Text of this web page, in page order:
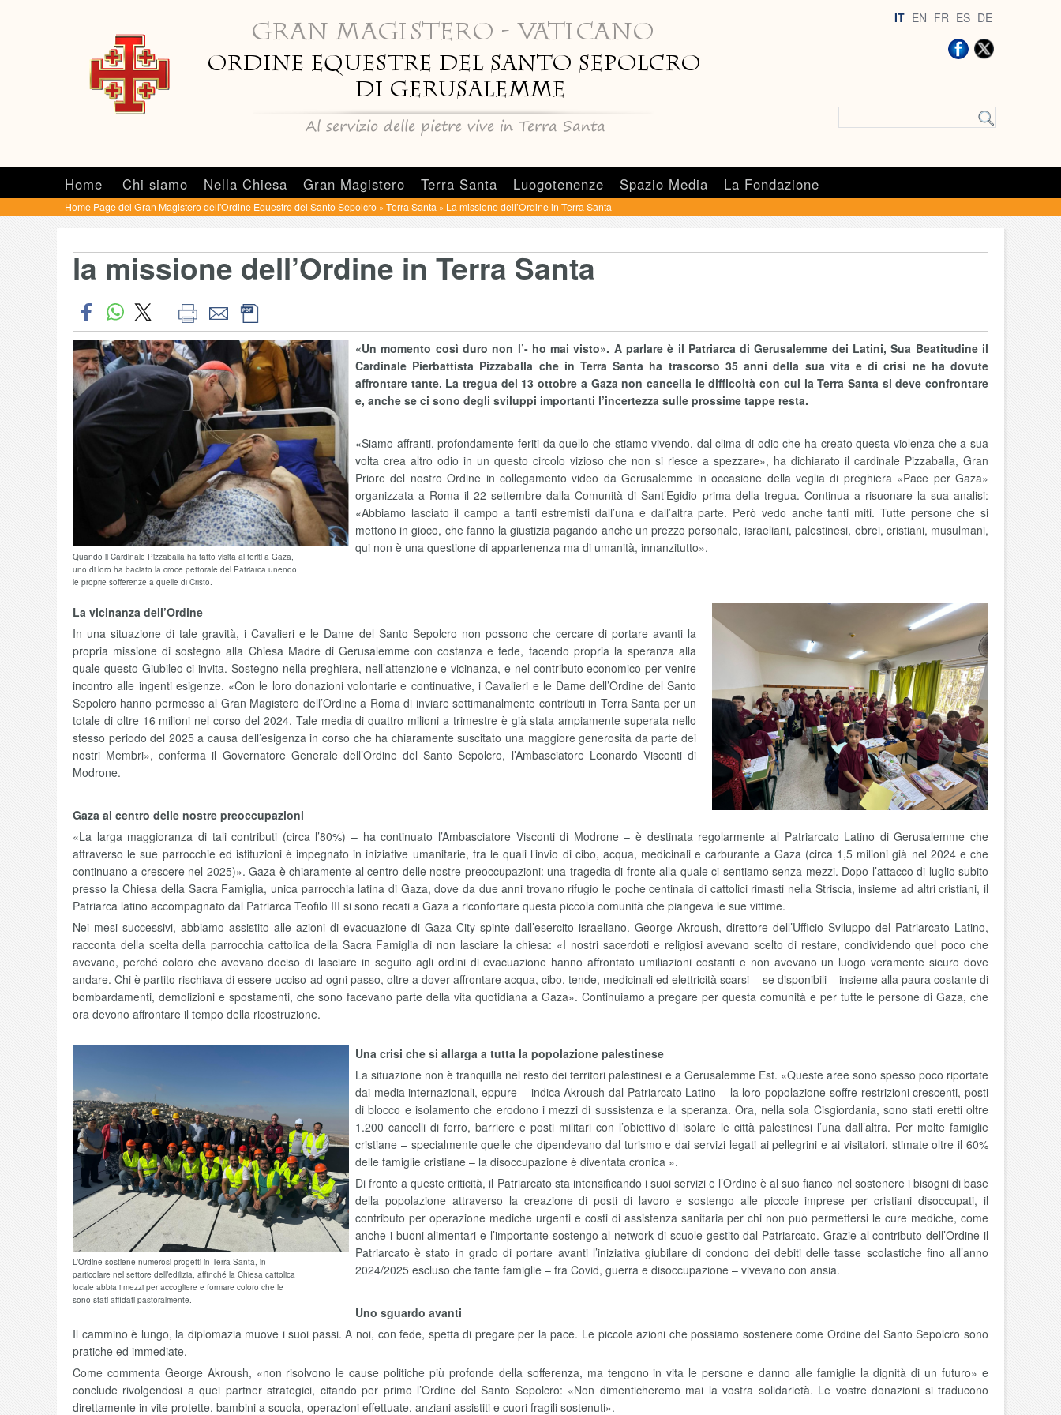
IT EN FR ES DE
Home Chi siamo Nella Chiesa Gran Magistero Terra Santa Luogotenenze Spazio Media La Fondazione
Home Page del Gran Magistero dell'Ordine Equestre del Santo Sepolcro » Terra Santa » La missione dell’Ordine in Terra Santa
la missione dell’Ordine in Terra Santa
Quando il Cardinale Pizzaballa ha fatto visita ai feriti a Gaza,
uno di loro ha baciato la croce pettorale del Patriarca unendo
le proprie sofferenze a quelle di Cristo.
«Un momento così duro non l’- ho mai visto». A parlare è il Patriarca di Gerusalemme dei Latini, Sua Beatitudine il
Cardinale Pierbattista Pizzaballa che in Terra Santa ha trascorso 35 anni della sua vita e di crisi ne ha dovute
affrontare tante. La tregua del 13 ottobre a Gaza non cancella le difficoltà con cui la Terra Santa si deve confrontare
e, anche se ci sono degli sviluppi importanti l’incertezza sulle prossime tappe resta.
«Siamo affranti, profondamente feriti da quello che stiamo vivendo, dal clima di odio che ha creato questa violenza che a sua
volta crea altro odio in un questo circolo vizioso che non si riesce a spezzare», ha dichiarato il cardinale Pizzaballa, Gran
Priore del nostro Ordine in collegamento video da Gerusalemme in occasione della veglia di preghiera «Pace per Gaza»
organizzata a Roma il 22 settembre dalla Comunità di Sant’Egidio prima della tregua. Continua a risuonare la sua analisi:
«Abbiamo lasciato il campo a tanti estremisti dall’una e dall’altra parte. Però vedo anche tanti miti. Tutte persone che si
mettono in gioco, che fanno la giustizia pagando anche un prezzo personale, israeliani, palestinesi, ebrei, cristiani, musulmani,
qui non è una questione di appartenenza ma di umanità, innanzitutto».
La vicinanza dell’Ordine
In una situazione di tale gravità, i Cavalieri e le Dame del Santo Sepolcro non possono che cercare di portare avanti la
propria missione di sostegno alla Chiesa Madre di Gerusalemme con costanza e fede, facendo propria la speranza alla
quale questo Giubileo ci invita. Sostegno nella preghiera, nell’attenzione e vicinanza, e nel contributo economico per venire
incontro alle ingenti esigenze. «Con le loro donazioni volontarie e continuative, i Cavalieri e le Dame dell’Ordine del Santo
Sepolcro hanno permesso al Gran Magistero dell’Ordine a Roma di inviare settimanalmente contributi in Terra Santa per un
totale di oltre 16 milioni nel corso del 2024. Tale media di quattro milioni a trimestre è già stata ampiamente superata nello
stesso periodo del 2025 a causa dell’esigenza in corso che ha chiaramente suscitato una maggiore generosità da parte dei
nostri Membri», conferma il Governatore Generale dell’Ordine del Santo Sepolcro, l’Ambasciatore Leonardo Visconti di
Modrone.
Gaza al centro delle nostre preoccupazioni
«La larga maggioranza di tali contributi (circa l’80%) – ha continuato l’Ambasciatore Visconti di Modrone – è destinata regolarmente al Patriarcato Latino di Gerusalemme che
attraverso le sue parrocchie ed istituzioni è impegnato in iniziative umanitarie, fra le quali l’invio di cibo, acqua, medicinali e carburante a Gaza (circa 1,5 milioni già nel 2024 e che
continuano a crescere nel 2025)». Gaza è chiaramente al centro delle nostre preoccupazioni: una tragedia di fronte alla quale ci sentiamo senza mezzi. Dopo l’attacco di luglio subito
presso la Chiesa della Sacra Famiglia, unica parrocchia latina di Gaza, dove da due anni trovano rifugio le poche centinaia di cattolici rimasti nella Striscia, insieme ad altri cristiani, il
Patriarca latino accompagnato dal Patriarca Teofilo III si sono recati a Gaza a riconfortare questa piccola comunità che piangeva le sue vittime.
Nei mesi successivi, abbiamo assistito alle azioni di evacuazione di Gaza City spinte dall’esercito israeliano. George Akroush, direttore dell’Ufficio Sviluppo del Patriarcato Latino,
racconta della scelta della parrocchia cattolica della Sacra Famiglia di non lasciare la chiesa: «I nostri sacerdoti e religiosi avevano scelto di restare, condividendo quel poco che
avevano, perché coloro che avevano deciso di lasciare in seguito agli ordini di evacuazione hanno affrontato umiliazioni costanti e non avevano un luogo veramente sicuro dove
andare. Chi è partito rischiava di essere ucciso ad ogni passo, oltre a dover affrontare acqua, cibo, tende, medicinali ed elettricità scarsi – se disponibili – insieme alla paura costante di
bombardamenti, demolizioni e spostamenti, che sono facevano parte della vita quotidiana a Gaza». Continuiamo a pregare per questa comunità e per tutte le persone di Gaza, che
ora devono affrontare il tempo della ricostruzione.
L’Ordine sostiene numerosi progetti in Terra Santa, in
particolare nel settore dell’edilizia, affinché la Chiesa cattolica
locale abbia i mezzi per accogliere e formare coloro che le
sono stati affidati pastoralmente.
Una crisi che si allarga a tutta la popolazione palestinese
La situazione non è tranquilla nel resto dei territori palestinesi e a Gerusalemme Est. «Queste aree sono spesso poco riportate
dai media internazionali, eppure – indica Akroush dal Patriarcato Latino – la loro popolazione soffre restrizioni crescenti, posti
di blocco e isolamento che erodono i mezzi di sussistenza e la speranza. Ora, nella sola Cisgiordania, sono stati eretti oltre
1.200 cancelli di ferro, barriere e posti militari con l’obiettivo di isolare le città palestinesi l’una dall’altra. Per molte famiglie
cristiane – specialmente quelle che dipendevano dal turismo e dai servizi legati ai pellegrini e ai visitatori, stimate oltre il 60%
delle famiglie cristiane – la disoccupazione è diventata cronica ».
Di fronte a queste criticità, il Patriarcato sta intensificando i suoi servizi e l’Ordine è al suo fianco nel sostenere i bisogni di base
della popolazione attraverso la creazione di posti di lavoro e sostengo alle piccole imprese per cristiani disoccupati, il
contributo per operazione mediche urgenti e costi di assistenza sanitaria per chi non può permettersi le cure mediche, come
anche i buoni alimentari e l’importante sostengo al network di scuole gestito dal Patriarcato. Grazie al contributo dell’Ordine il
Patriarcato è stato in grado di portare avanti l’iniziativa giubilare di condono dei debiti delle tasse scolastiche fino all’anno
2024/2025 escluso che tante famiglie – fra Covid, guerra e disoccupazione – vivevano con ansia.
Uno sguardo avanti
Il cammino è lungo, la diplomazia muove i suoi passi. A noi, con fede, spetta di pregare per la pace. Le piccole azioni che possiamo sostenere come Ordine del Santo Sepolcro sono
pratiche ed immediate.
Come commenta George Akroush, «non risolvono le cause politiche più profonde della sofferenza, ma tengono in vita le persone e danno alle famiglie la dignità di un futuro» e
conclude rivolgendosi a quei partner strategici, citando per primo l’Ordine del Santo Sepolcro: «Non dimenticheremo mai la vostra solidarietà. Le vostre donazioni si traducono
direttamente in vite protette, bambini a scuola, operazioni effettuate, anziani assistiti e cuori fragili sostenuti».